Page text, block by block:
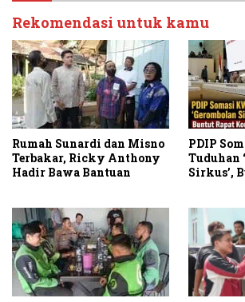
Rekomendasi untuk kamu
Rumah Sunardi dan Misno
Terbakar, Ricky Anthony
Hadir Bawa Bantuan
PDIP
Tuduhan
Sirkus’,